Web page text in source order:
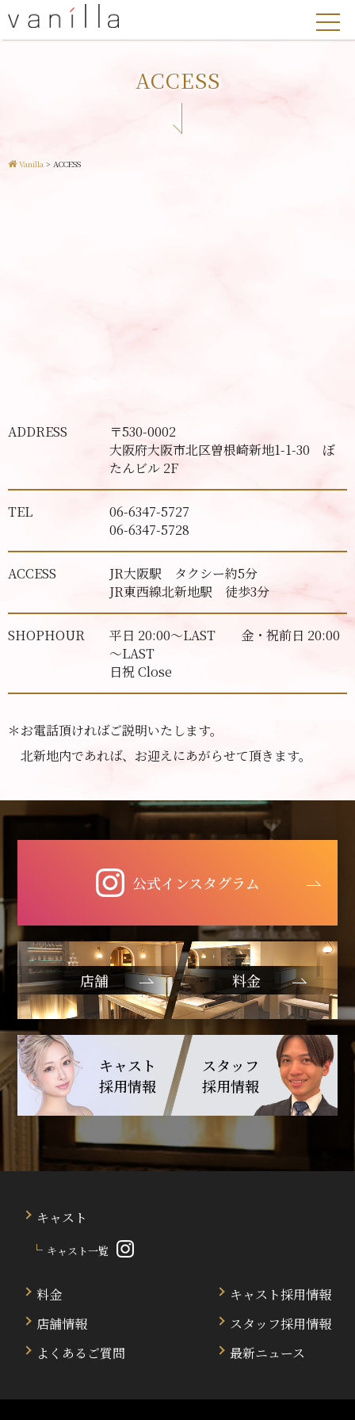
ACCESS
Vanilla > ACCESS
ADDRESS
〒530-0002
大阪府大阪市北区曽根崎新地1-1-30 ぼ
たんビル 2F
TEL
06-6347-5727
06-6347-5728
ACCESS
JR大阪駅 タクシー約5分
JR東西線北新地駅 徒歩3分
SHOPHOUR
平日 20:00～LAST 金・祝前日 20:00
～LAST
日祝 Close
＊お電話頂ければご説明いたします。
北新地内であれば、お迎えにあがらせて頂きます。
公式インスタグラム
店舗 料金
キャスト
採用情報
スタッフ
採用情報
キャスト
キャスト一覧
料金
店舗情報
よくあるご質問
キャスト採用情報
スタッフ採用情報
最新ニュース